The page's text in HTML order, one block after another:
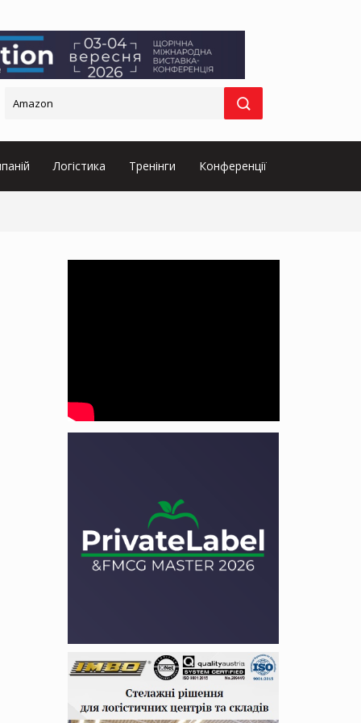
Логістика Тренінги Конференції